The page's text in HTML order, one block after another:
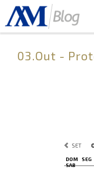
03.Out -
SET
DOM SEG
SAB